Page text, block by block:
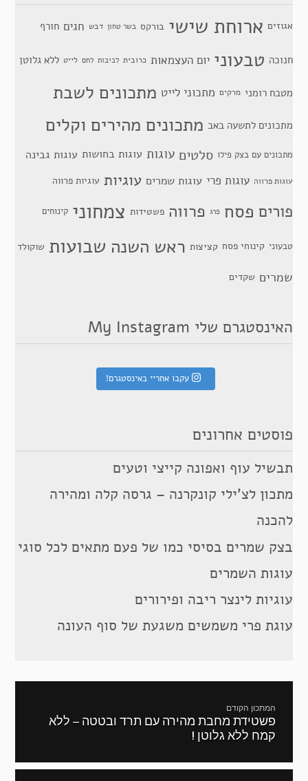
אגוזים ארוחת שישי בורקס בשר טחון דבש חגים חורף
חנוכה טבעוני יום העצמאות כרובית לביבות לחם לייט ללא גלוטן
מטבח רומני מרקים מתכוני לייט מתכונים לשבת
מתכונים לתשעה באב מתכונים מהירים וקלים
מתכונים עם בצק פילו סלטים עוגות עוגות בחושות עוגות גבינה
עוגות פרווה עוגות פרי עוגות שמרים עוגיות עוגיות פרווה
פורים פסח פרג פרווה פשטידות צמחוני קינוחים
טבעוני קינוחי פסח קציצות ראש השנה שבועות שוקולד
שמרים שקדים
האינסטגרם שלי My Instagram
עקבו אחריי באינסטגרם!
פוסטים אחרונים
תבשיל עוף ואפונה קייצי וטעים
מתכון לצ’ילי קונקרנה – גרסה קלה ומהירה
להכנה
בצק שמרים בסיסי כמו של פעם מתאים לכל סוגי
עוגות השמרים
עוגיות לינצר ריבה ופירורים
עוגת פרי משמשים משגעת של סוף העונה
המתכון הקודם
מתכון
קודם:
פשטידת מחבת מהירה עם תרד ובטטה – ללא
קמח ללא גלוטן !